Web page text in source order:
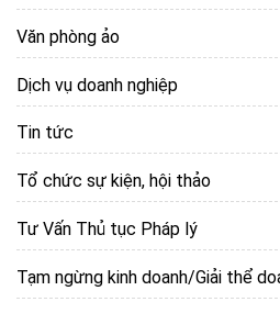
Văn phòng ảo
Dịch vụ doanh nghiệp
Tin tức
Tổ chức sự kiện, hội thảo
Tư Vấn Thủ tục Pháp lý
Tạm ngừng kinh doanh/Giải thể